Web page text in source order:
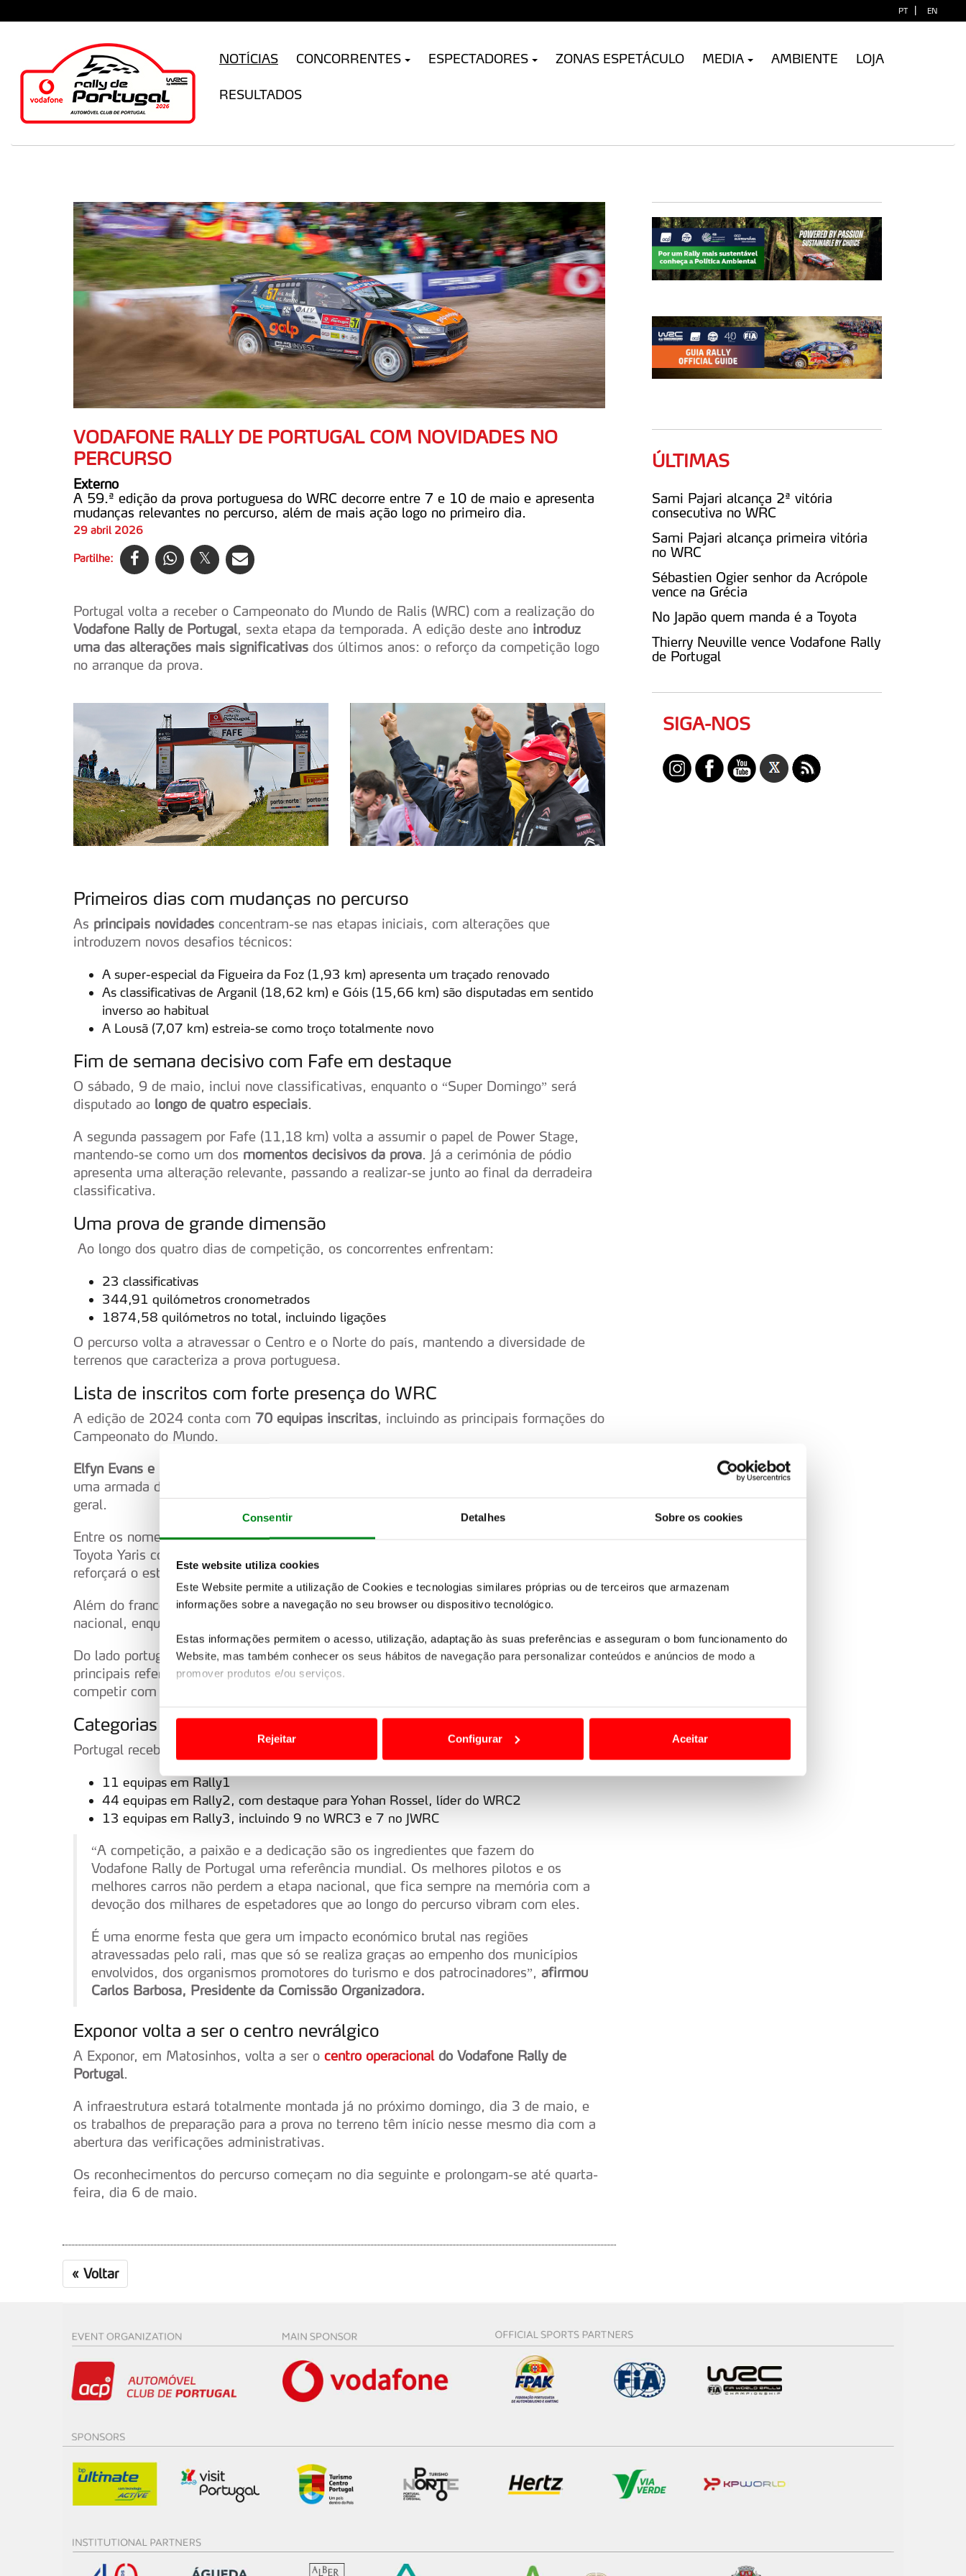
Consentir Detalhes Sobre os cookies
Este website utiliza cookies
Este Website permite a utilização de Cookies e tecnologias similares próprias ou de terceiros que armazenam
informações sobre a navegação no seu browser ou dispositivo tecnológico.
Estas informações permitem o acesso, utilização, adaptação às suas preferências e asseguram o bom funcionamento do
Website, mas também conhecer os seus hábitos de navegação para personalizar conteúdos e anúncios de modo a
promover produtos e/ou serviços.
Usamos cookies para melhorar a sua experiência digital, personalizar conteúdos e anúncios, para lhe proporcionar
funcionalidades de redes sociais, bem como para analisar dados de navegação no nosso website.
Adicionalmente partilhamos informação, relativa à sua utilização do nosso site de publicidade e de análise, com parceiros
e organizações na UE e em países terceiros.
O ACP garantirá que as transferências internacionais de dados pessoais serão realizadas apenas com o seu
consentimento e quando tal se afigure estritamente necessário no contexto dos serviços a prestar.
Realçamos que o bloqueio de certo tipo de Cookies e tecnologias similares pode ter impacto na sua experiência de
navegação no Website e nos serviços disponibilizados.
Consulte a política de cookies do site.
Rejeitar Configurar Aceitar
PT | EN
NOTÍCIAS CONCORRENTES ESPECTADORES ZONAS ESPETÁCULO MEDIA AMBIENTE LOJA
RESULTADOS
VODAFONE RALLY DE PORTUGAL COM NOVIDADES NO
PERCURSO
Externo
A 59.ª edição da prova portuguesa do WRC decorre entre 7 e 10 de maio e apresenta
mudanças relevantes no percurso, além de mais ação logo no primeiro dia.
29 abril 2026
Partilhe:
Portugal volta a receber o Campeonato do Mundo de Ralis (WRC) com a realização do
Vodafone Rally de Portugal, sexta etapa da temporada. A edição deste ano introduz
uma das alterações mais significativas dos últimos anos: o reforço da competição logo
no arranque da prova.
Primeiros dias com mudanças no percurso
As principais novidades concentram-se nas etapas iniciais, com alterações que
introduzem novos desafios técnicos:
A super-especial da Figueira da Foz (1,93 km) apresenta um traçado renovado
As classificativas de Arganil (18,62 km) e Góis (15,66 km) são disputadas em sentido
inverso ao habitual
A Lousã (7,07 km) estreia-se como troço totalmente novo
Fim de semana decisivo com Fafe em destaque
O sábado, 9 de maio, inclui nove classificativas, enquanto o “Super Domingo” será
disputado ao longo de quatro especiais.
A segunda passagem por Fafe (11,18 km) volta a assumir o papel de Power Stage,
mantendo-se como um dos momentos decisivos da prova. Já a cerimónia de pódio
apresenta uma alteração relevante, passando a realizar-se junto ao final da derradeira
classificativa.
Uma prova de grande dimensão
Ao longo dos quatro dias de competição, os concorrentes enfrentam:
23 classificativas
344,91 quilómetros cronometrados
1874,58 quilómetros no total, incluindo ligações
O percurso volta a atravessar o Centro e o Norte do país, mantendo a diversidade de
terrenos que caracteriza a prova portuguesa.
Lista de inscritos com forte presença do WRC
A edição de 2024 conta com 70 equipas inscritas, incluindo as principais formações do
Campeonato do Mundo.
Elfyn Evans e Scott Martin chegam a Portugal como líderes do campeonato
uma armada da Toyota que ocupa cinco dos seis primeiros lugares da classificação
geral.
Entre os nomes em destaque estáSébastien Ogier
Toyota Yaris com o objetivo de alcançar a oitava vitória em Portugal. A concretizar-se,
reforçará o estatuto de piloto mais bem-sucedido da história da prova.
Além do francês, também Elfyn Evans e Thierry Neuville já venceram em território
nacional, enquanto vários outros pilotos procuram juntar-se a este grupo restrito.
Do lado português,Armindo Araújo— vencedor por três vezes — volta a ser uma das
principais referências, procurando destacar-se entre os pilotos nacionais, apesar de não
competir com um Rally1.
Categorias em destaque
Portugal recebe um forte contingente nas várias categorias:
11 equipas em Rally1
44 equipas em Rally2, com destaque para Yohan Rossel, líder do WRC2
13 equipas em Rally3, incluindo 9 no WRC3 e 7 no JWRC
“A competição, a paixão e a dedicação são os ingredientes que fazem do
Vodafone Rally de Portugal uma referência mundial. Os melhores pilotos e os
melhores carros não perdem a etapa nacional, que fica sempre na memória com a
devoção dos milhares de espetadores que ao longo do percurso vibram com eles.
É uma enorme festa que gera um impacto económico brutal nas regiões
atravessadas pelo rali, mas que só se realiza graças ao empenho dos municípios
envolvidos, dos organismos promotores do turismo e dos patrocinadores”, afirmou
Carlos Barbosa, Presidente da Comissão Organizadora.
Exponor volta a ser o centro nevrálgico
A Exponor, em Matosinhos, volta a ser o centro operacional do Vodafone Rally de
Portugal.
A infraestrutura estará totalmente montada já no próximo domingo, dia 3 de maio, e
os trabalhos de preparação para a prova no terreno têm início nesse mesmo dia com a
abertura das verificações administrativas.
Os reconhecimentos do percurso começam no dia seguinte e prolongam-se até quarta-
feira, dia 6 de maio.
« Voltar
ÚLTIMAS
Sami Pajari alcança 2ª vitória
consecutiva no WRC
Sami Pajari alcança primeira vitória
no WRC
Sébastien Ogier senhor da Acrópole
vence na Grécia
No Japão quem manda é a Toyota
Thierry Neuville vence Vodafone Rally
de Portugal
SIGA-NOS